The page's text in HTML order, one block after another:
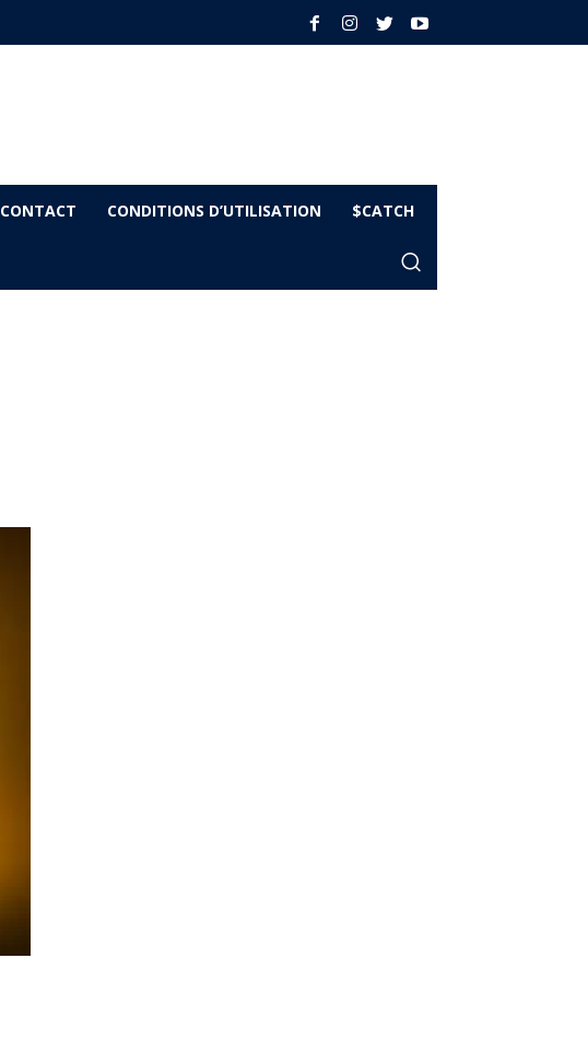
CONTACT CONDITIONS D’UTILISATION $CATCH